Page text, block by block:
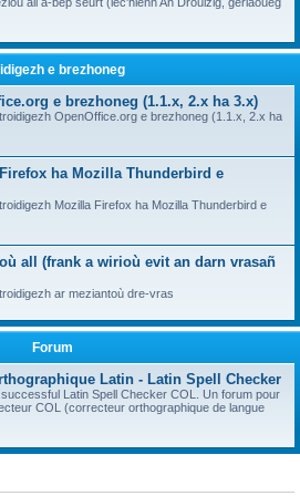
e brezhoneg
e brezhoneg (1.1.x, 2.x ha 3.x)
OpenOffice.org e brezhoneg (1.1.x, 2.x ha
ha Mozilla Thunderbird e
Mozilla Firefox ha Mozilla Thunderbird e
all (frank a wirioù evit an darn vrasañ
ar meziantoù dre-vras
Forum
Latin - Latin Spell Checker
Latin Spell Checker COL. Un forum pour
COL (correcteur orthographique de langue